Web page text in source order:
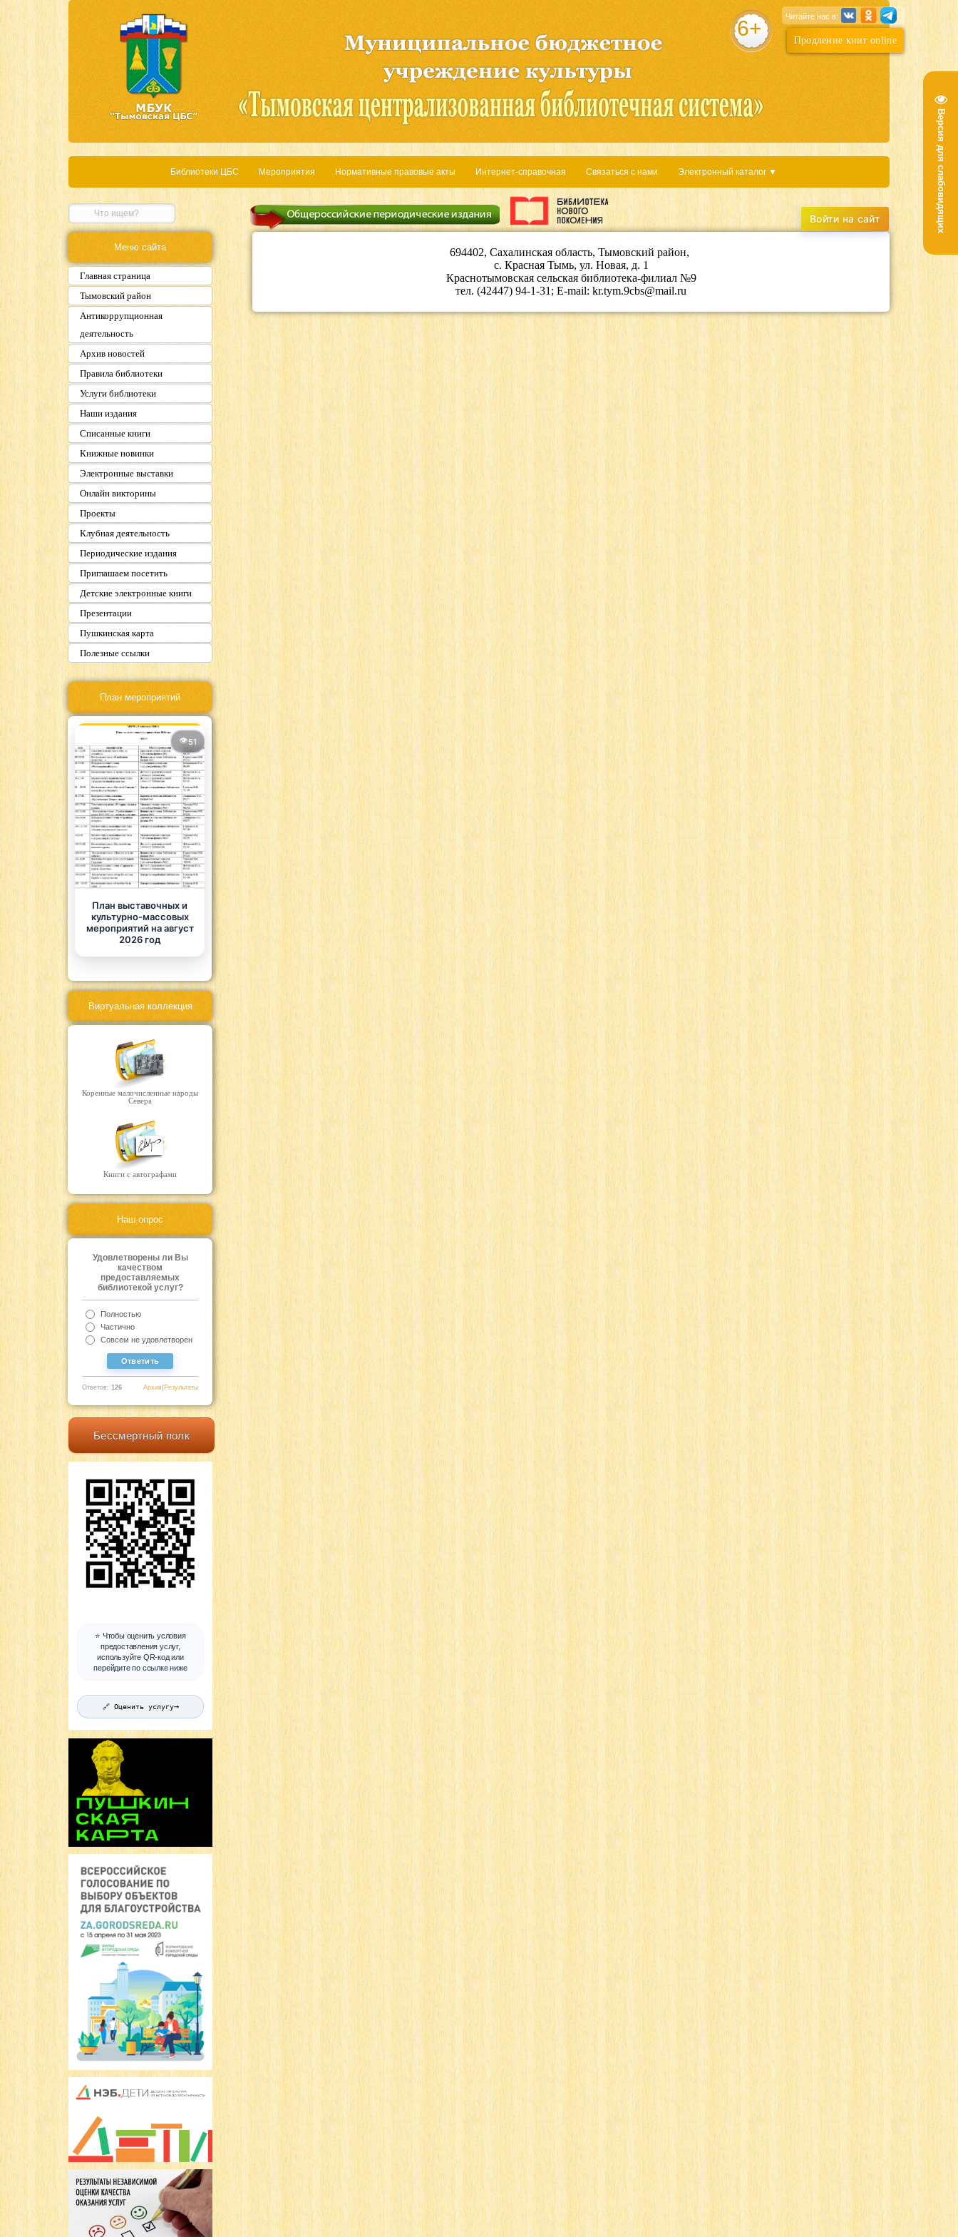
Версия для слабовидящих
Продление книг online
6+ Читайте нас в:
Библиотеки ЦБС Мероприятия Нормативные правовые акты Интернет-справочная Связаться с нами Электронный каталог ▼
Меню сайта
Главная страница
Тымовский район
Антикоррупционная
деятельность
Архив новостей
Правила библиотеки
Услуги библиотеки
Наши издания
Списанные книги
Книжные новинки
Электронные выставки
Онлайн викторины
Проекты
Клубная деятельность
Периодические издания
Приглашаем посетить
Детские электронные книги
Презентации
Пушкинская карта
Полезные ссылки
План мероприятий
51
План выставочных и
культурно-массовых
мероприятий на август
2026 год
Виртуальная коллекция
Коренные малочисленные народы
Севера
Книги с автографами
Наш опрос
Удовлетворены ли Вы
качеством
предоставляемых
библиотекой услуг?
Полностью
Частично
Совсем не удовлетворен
Ответов: 126 Результаты
Архив
Бессмертный полк
⭐ Чтобы оценить условия
предоставления услуг,
используйте QR-код или
перейдите по ссылке ниже
🔗 Оценить услугу→
694402, Сахалинская область, Тымовский район,
с. Красная Тымь, ул. Новая, д. 1
Краснотымовская сельская библиотека-филиал №9
тел. (42447) 94-1-31; E-mail: kr.tym.9cbs@mail.ru